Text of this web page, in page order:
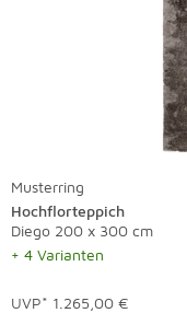
Musterring
Hochflorteppich
Diego 200 x 300 cm
+ 4 Varianten
UVP* 1.265,00 €